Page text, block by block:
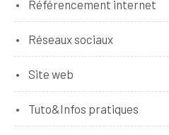
Référencement internet
Réseaux sociaux
Site web
Tuto&Infos pratiques